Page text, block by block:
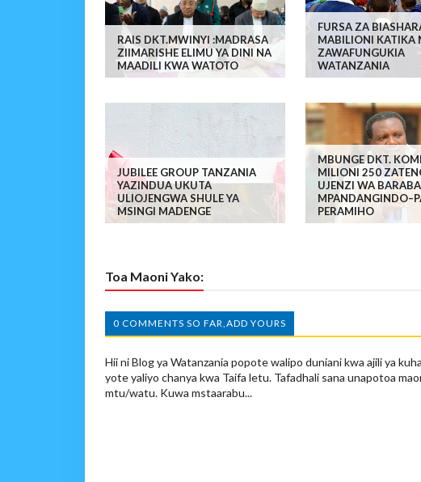
RAIS DKT.MWINYI :MADRASA
ZIIMARISHE ELIMU YA DINI NA
MAADILI KWA WATOTO
FURSA ZA
MABILIONI KATIKA
ZAWAFUNGUKIA
WATANZANIA
JUBILEE GROUP TANZANIA
YAZINDUA UKUTA
ULIOJENGWA SHULE YA
MSINGI MADENGE
MBUNGE DKT.
MILIONI 250
UJENZI WA
PERAMIHO
Toa Maoni Yako:
0 COMMENTS SO FAR,ADD YOURS
Hii ni Blog ya Watanzania popote walipo duniani kwa ajili ya
yote yaliyo chanya kwa Taifa letu. Tafadhali sana unapotoa
mtu/watu. Kuwa mstaarabu...